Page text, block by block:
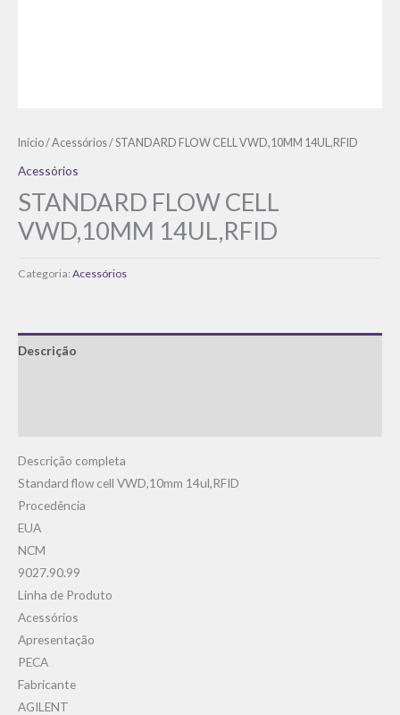
Início/Acessórios/ STANDARD FLOW CELL VWD,10MM 14UL,RFID
Acessórios
STANDARD FLOW CELL
VWD,10MM 14UL,RFID
Categoria: Acessórios
Descrição
Descrição completa
Standard flow cell VWD,10mm 14ul,RFID
Procedência
EUA
NCM
9027.90.99
Linha de Produto
Acessórios
Apresentação
PECA
Fabricante
AGILENT